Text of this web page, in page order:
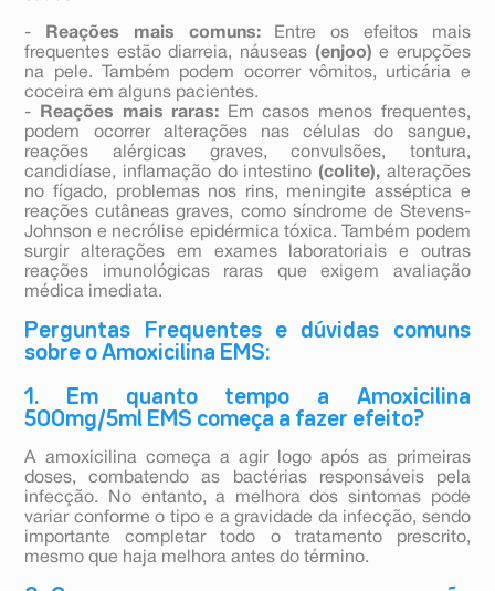
- Reações mais comuns:Entre os efeitos mais
frequentes estão diarreia, náuseas (enjoo)e erupções
na pele. Também podem ocorrer vômitos, urticária e
coceira em alguns pacientes.
-
Reações mais raras: Em casos menos frequentes,
podem ocorrer alterações nas células do sangue,
reações alérgicas graves, convulsões, tontura,
candidíase, inflamação do intestino (colite),alterações
no fígado, problemas nos rins, meningite asséptica e
reações cutâneas graves, como síndrome de Stevens-
Johnson e necrólise epidérmica tóxica. Também podem
surgir alterações em exames laboratoriais e outras
reações imunológicas raras que exigem avaliação
médica imediata.
Perguntas Frequentes e dúvidas comuns
sobre o Amoxicilina EMS:
1. Em quanto tempo a Amoxicilina
500mg/5ml EMS começa a fazer efeito?
A amoxicilina começa a agir logo após as primeiras
doses, combatendo as bactérias responsáveis pela
infecção. No entanto, a melhora dos sintomas pode
variar conforme o tipo e a gravidade da infecção, sendo
importante completar todo o tratamento prescrito,
mesmo que haja melhora antes do término.